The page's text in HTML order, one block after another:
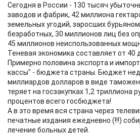
Сегодня в России - 130 тысяч
заводов и фабрик, 42 миллиона
земельных угодий, заросших
безработных, 30 миллионов лиц без
45 миллионов неиспользованных
Теневая экономика составляет от 40
Примерно половина экспорта и
кассы" - бюджета страны. Бюджет
миллиардов долларов в виде
теряет на госзакупках 1,2 триллиона
процентов всего госбюджета!
А в это время вся страна через
печатные издания ежедневно (!!!)
лечение больных детей.